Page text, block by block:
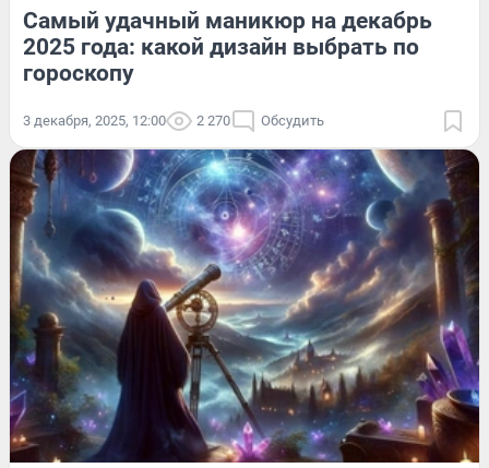
Самый удачный маникюр на декабрь
2025 года: какой дизайн выбрать по
гороскопу
3 декабря, 2025, 12:00 2 270 Обсудить